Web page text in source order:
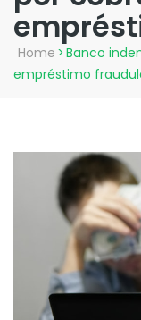
Home > Banco
empréstimo